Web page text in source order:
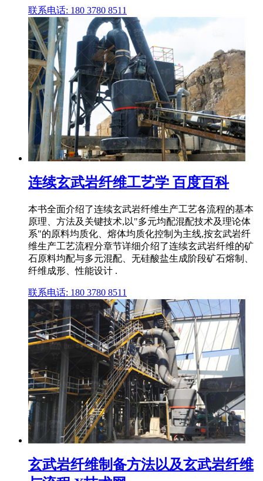
联系电话: 180 3780 8511
连续玄武岩纤维工艺学 百度百科
本书全面介绍了连续玄武岩纤维生产工艺各流程的基本
原理、方法及关键技术,以"多元均配混配技术及理论体
系"的原料均质化、熔体均质化控制为主线,按玄武岩纤
维生产工艺流程分章节详细介绍了连续玄武岩纤维的矿
石原料均配与多元混配、无硅酸盐生成阶段矿石熔制、
纤维成形、性能设计 .
联系电话: 180 3780 8511
玄武岩纤维制备方法以及玄武岩纤维